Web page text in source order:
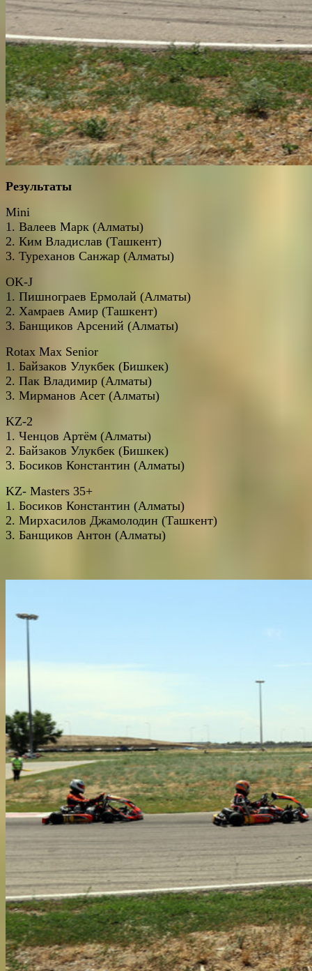
Результаты
Mini
1. Валеев Марк (Алматы)
2. Ким Владислав (Ташкент)
3. Туреханов Санжар (Алматы)
OK-J
1. Пишнограев Ермолай (Алматы)
2. Хамраев Амир (Ташкент)
3. Банщиков Арсений (Алматы)
Rotax Max Senior
1. Байзаков Улукбек (Бишкек)
2. Пак Владимир (Алматы)
3. Мирманов Асет (Алматы)
KZ-2
1. Ченцов Артём (Алматы)
2. Байзаков Улукбек (Бишкек)
3. Босиков Константин (Алматы)
KZ- Masters 35+
1. Босиков Константин (Алматы)
2. Мирхасилов Джамолодин (Ташкент)
3. Банщиков Антон (Алматы)